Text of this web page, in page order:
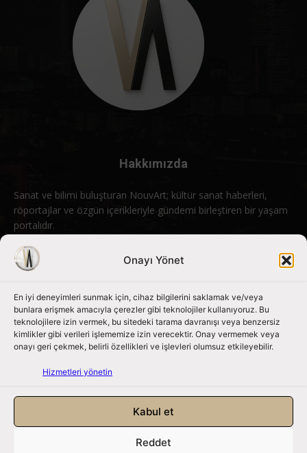
Onayı Yönet
En iyi deneyimleri sunmak için, cihaz bilgilerini saklamak ve/veya
bunlara erişmek amacıyla çerezler gibi teknolojiler kullanıyoruz. Bu
teknolojilere izin vermek, bu sitedeki tarama davranışı veya benzersiz
kimlikler gibi verileri işlememize izin verecektir. Onay vermemek veya
onayı geri çekmek, belirli özellikleri ve işlevleri olumsuz etkileyebilir.
Hizmetleri yönetin
Kabul et
Reddet
Hakkımızda
Sanat ve bilimi buluşturan NouvArt; kültür sanat haberleri,
röportajlar ve özgün içerikleriyle gündemi birleştiren bir yaşam
portalıdır.
Bizimle iletişime geçin: info@nouvart.net
Bizi Takip Edin